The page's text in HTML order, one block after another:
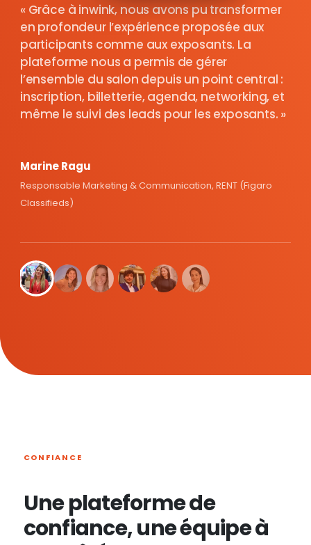
Grâce à inwink, nous avons pu transformer
en profondeur l’expérience proposée aux
participants comme aux exposants. La
plateforme nous a permis de gérer
l’ensemble du salon depuis un point central :
inscription, billetterie, agenda, networking, et
même le suivi des leads pour les exposants.
Marine Ragu
Responsable Marketing & Communication, RENT (Figaro
Classifieds)
CONFIANCE
Une plateforme de
confiance, une équipe à